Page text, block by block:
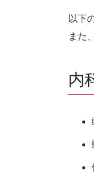
以下
また
内